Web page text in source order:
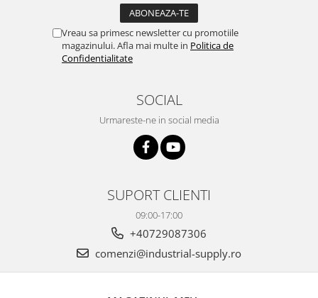
Vreau sa primesc newsletter cu promotiile
magazinului. Afla mai multe in Politica de
Confidentialitate
SOCIAL
Urmareste-ne in social media
SUPORT CLIENTI
09:00-17:00
+40729087306
comenzi@industrial-supply.ro